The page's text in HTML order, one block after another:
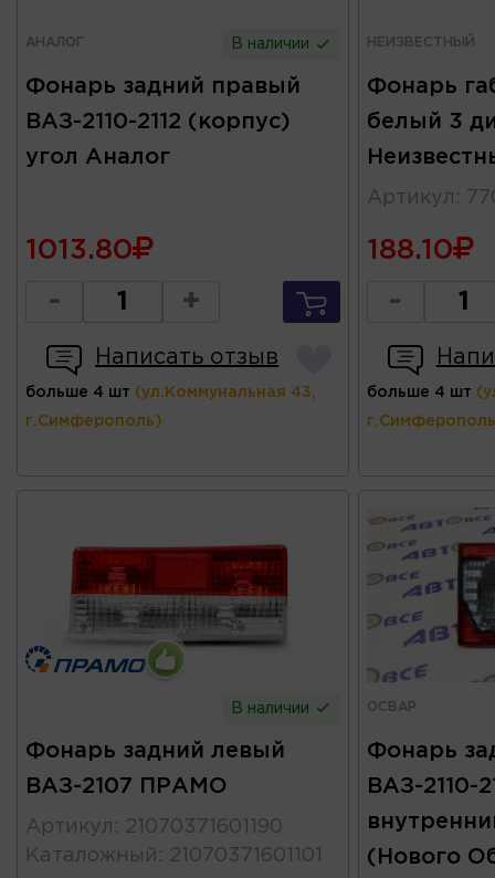
АНАЛОГ В наличии
Фонарь задний правый
ВАЗ-2110-2112 (корпус)
угол Аналог
1013.80
- +
Написать отзыв
больше 4 шт (ул.Коммунальная 43,
г.Симферополь)
НЕИЗВЕСТНЫЙ
Фонарь
белый 3
Артикул :
188.10
-
больше 4 шт
В наличии
Фонарь задний левый
ВАЗ-2107 ПРАМО
Артикул : 21070371601190
Каталожный : 21070371601101
ОСВАР
Фонарь
ВАЗ-2110-
(Нового